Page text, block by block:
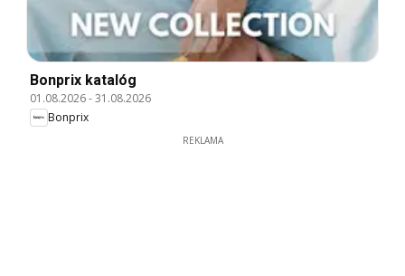
Bonprix katalóg
01.08.2026-31.08.2026
Bonprix
REKLAMA